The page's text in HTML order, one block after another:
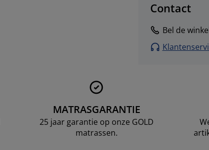
Contact
Bel de
MATRASGARANTIE
25 jaar garantie op onze GOLD
matrassen.